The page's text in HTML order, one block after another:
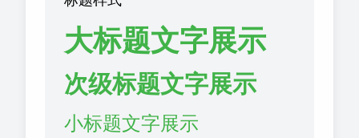
大标题文字展示
次级标题文字展示
小标题文字展示